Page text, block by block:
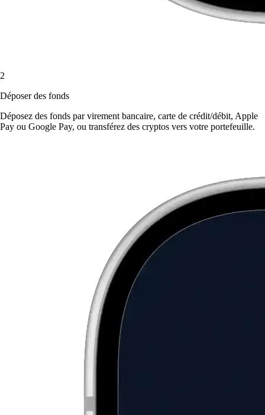
2
Déposer des fonds
Déposez des fonds par virement bancaire, carte de crédit/débit, Apple
Pay ou Google Pay, ou transférez des cryptos vers votre portefeuille.